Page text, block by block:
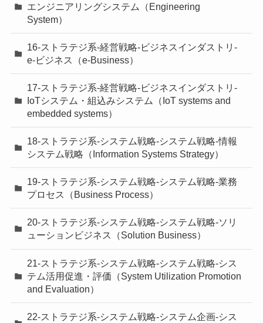
エンジニアリングシステム（Engineering
System）
16-ストラテジ系-経営戦略-ビジネスインダストリ-
e-ビジネス（e-Business）
17-ストラテジ系-経営戦略-ビジネスインダストリ-
IoTシステム・組込みシステム（IoT systems and
embedded systems）
18-ストラテジ系-システム戦略-システム戦略-情報
システム戦略（Information Systems Strategy）
19-ストラテジ系-システム戦略-システム戦略-業務
プロセス（Business Process）
20-ストラテジ系-システム戦略-システム戦略-ソリ
ューションビジネス（Solution Business）
21-ストラテジ系-システム戦略-システム戦略-シス
テム活用促進・評価（System Utilization Promotion
and Evaluation）
22-ストラテジ系-システム戦略-システム企画-シス